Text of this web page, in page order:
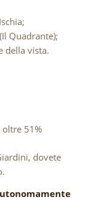
Quadrante);
della vista.
51%
dovete